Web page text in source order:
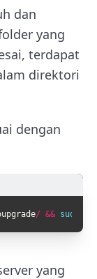
dan
yang
terdapat
direktori
dengan
/ && sudo
yang